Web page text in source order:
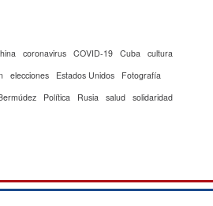
coronavirus COVID-19 Cuba cultura
elecciones Estados Unidos
Fotografía
Política Rusia salud solidaridad